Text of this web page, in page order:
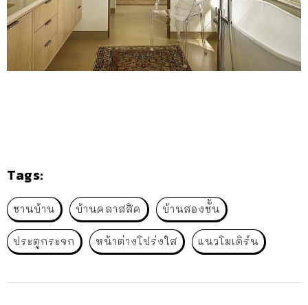
Tags:
ชานบ้าน บ้านคลาสสิค บ้านสองชั้น
ประตูกระจก หน้าต่างโปร่งใส แนวโมเดิร์น